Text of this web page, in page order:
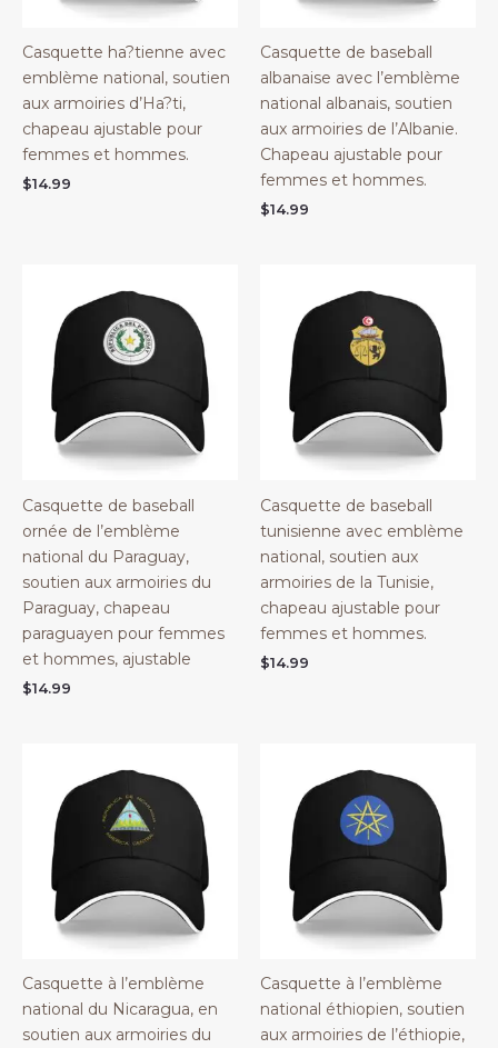
Casquette ha?tienne avec
emblème national, soutien
aux armoiries d’Ha?ti,
chapeau ajustable pour
femmes et hommes.
$14.99
Casquette de baseball
albanaise avec l’emblème
national albanais, soutien
aux armoiries de l’Albanie.
Chapeau ajustable pour
femmes et hommes.
$14.99
Casquette de baseball
ornée de l’emblème
national du Paraguay,
soutien aux armoiries du
Paraguay, chapeau
paraguayen pour femmes
et hommes, ajustable
$14.99
Casquette de baseball
tunisienne avec emblème
national, soutien aux
armoiries de la Tunisie,
chapeau ajustable pour
femmes et hommes.
$14.99
Casquette à l’emblème
national du Nicaragua, en
soutien aux armoiries du
Casquette à l’emblème
national éthiopien, soutien
aux armoiries de l’éthiopie,